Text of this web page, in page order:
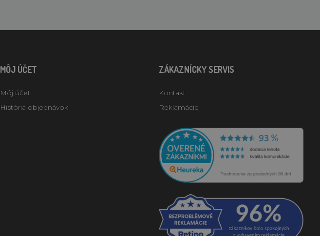
MÔJ ÚČET
Môj účet
História objednávok
ZÁKAZNÍCKY SERVIS
Kontakt
Reklamácie